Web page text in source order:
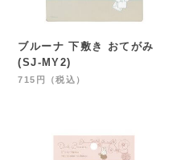
ブルーナ 下敷き おてがみ
(SJ-MY2)
715円（税込）